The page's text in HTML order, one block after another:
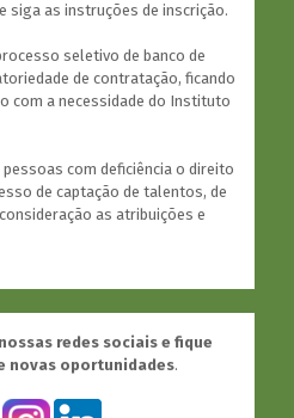
siga as instruções de inscrição.
seletivo de banco de
de contratação, ficando
com a necessidade do Instituto
pessoas com deficiência o direito
de captação de talentos, de
as atribuições e
redes sociais e fique
novas oportunidades.